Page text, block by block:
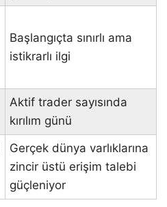
Başlangıçta sınırlı ama
istikrarlı ilgi
Aktif trader sayısında
kırılım günü
Gerçek dünya varlıklarına
zincir üstü erişim talebi
güçleniyor